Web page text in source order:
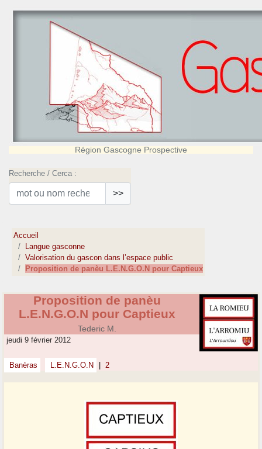
Région Gascogne Prospective
Recherche / Cerca :
>>
Accueil
Langue gasconne
Valorisation du gascon dans l’espace public
Proposition de panèu L.E.N.G.O.N pour Captieux
Proposition de panèu
L.E.N.G.O.N pour Captieux
Tederic M.
jeudi 9 février 2012
Banèras L.E.N.G.O.N 2